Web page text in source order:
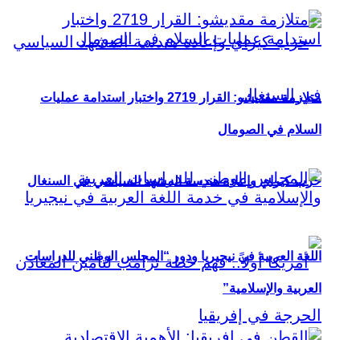
حزب كيراي وإعادة هندسة المشهد السياسي في السنغال
متلازمة مقديشو: القرار 2719 واختبار استدامة عمليات
السلام في الصومال
اللغة العربية في نيجيريا ودور “المجلس الوطني للدراسات
العربية والإسلامية”